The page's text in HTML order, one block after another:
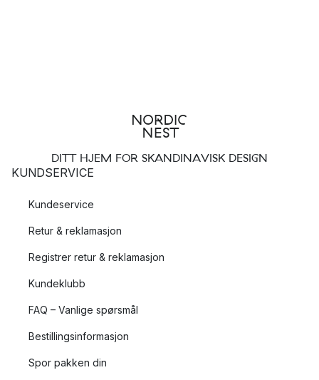
DITT HJEM FOR SKANDINAVISK DESIGN
KUNDSERVICE
Kundeservice
Retur & reklamasjon
Registrer retur & reklamasjon
Kundeklubb
FAQ – Vanlige spørsmål
Bestillingsinformasjon
Spor pakken din